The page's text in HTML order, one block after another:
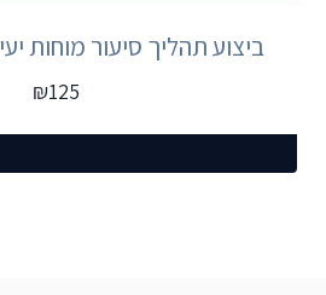
ביצוע תהליך סיעור מוחות
₪125